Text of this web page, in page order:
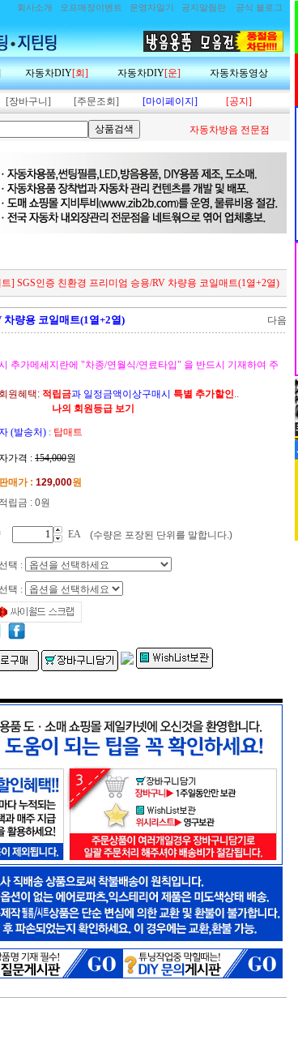
회사소개 오프매장이벤트 운영자일기 공지알림란 공식 블로그
자동차DIY[회] 자동차DIY[운] 자동차동영상
[장바구니] [주문조회] [마이페이지] [공지]
자동차방음 전문점
] SGS인증 친환경 프리미엄 승용/RV 차량용 코일매트(1열+2열)
차량용 코일매트(1열+2열) 다음
추가메세지란에 "차종/연월식/연료타입" 을 반드시 기재하여 주
원혜택: 적립금과 일정금액이상구매시 특별 추가할인..
나의 회원등급 보기
(발송처) : 탑매트
가격 : 154,000원
매가 : 129,000원
립금 : 0원
EA (수량은 포장된 단위를 말합니다.)
택 :
택 :